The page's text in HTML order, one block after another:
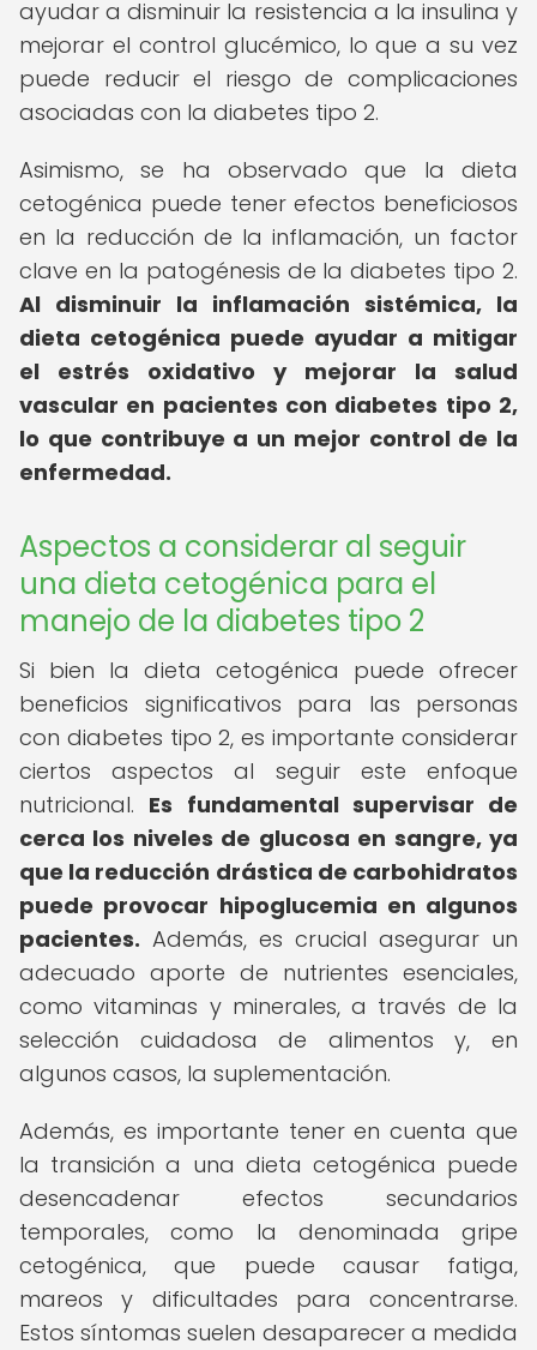
ayudar a disminuir la resistencia a la insulina y
mejorar el control glucémico, lo que a su vez
puede reducir el riesgo de complicaciones
asociadas con la diabetes tipo 2.
Asimismo, se ha observado que la dieta
cetogénica puede tener efectos beneficiosos
en la reducción de la inflamación, un factor
clave en la patogénesis de la diabetes tipo 2.
Al disminuir la inflamación sistémica, la
dieta cetogénica puede ayudar a mitigar
el estrés oxidativo y mejorar la salud
vascular en pacientes con diabetes tipo 2,
lo que contribuye a un mejor control de la
enfermedad.
Aspectos a considerar al seguir
una dieta cetogénica para el
manejo de la diabetes tipo 2
Si bien la dieta cetogénica puede ofrecer
beneficios significativos para las personas
con diabetes tipo 2, es importante considerar
ciertos aspectos al seguir este enfoque
nutricional. Es fundamental supervisar de
cerca los niveles de glucosa en sangre, ya
que la reducción drástica de carbohidratos
puede provocar hipoglucemia en algunos
pacientes. Además, es crucial asegurar un
adecuado aporte de nutrientes esenciales,
como vitaminas y minerales, a través de la
selección cuidadosa de alimentos y, en
algunos casos, la suplementación.
Además, es importante tener en cuenta que
la transición a una dieta cetogénica puede
desencadenar efectos secundarios
temporales, como la denominada gripe
cetogénica, que puede causar fatiga,
mareos y dificultades para concentrarse.
Estos síntomas suelen desaparecer a medida